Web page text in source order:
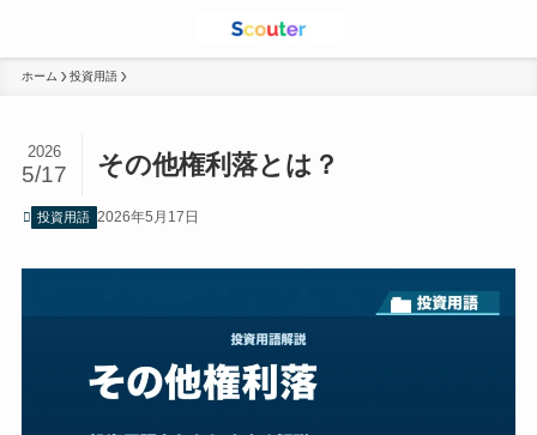
ホーム 投資用語
その他権利落とは？
2026
5/17
投資用語 2026年5月17日